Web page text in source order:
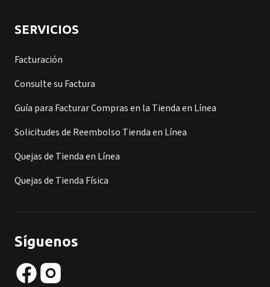
SERVICIOS
Facturación
Consulte su Factura
Guía para Facturar Compras en la Tienda en Línea
Solicitudes de Reembolso Tienda en Línea
Quejas de Tienda en Línea
Quejas de Tienda Física
Síguenos